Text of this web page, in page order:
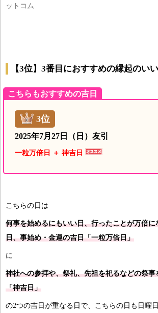
ットコム
【3位】3番目におすすめの縁起のい
こちらもおすすめの吉日
3位
2025年7月27日（日）友引
一粒万倍日 ＋ 神吉日
こちらの日は
何事を始めるにもいい日、行ったことが万倍
日、事始め・金運の吉日「一粒万倍日」
に
神社への参拝や、祭礼、先祖を祀るなどの祭
「神吉日」
の2つの吉日が重なる日で、こちらの日も日曜